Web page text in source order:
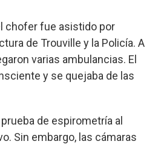
chofer fue asistido por
de Trouville y la Policía. A
varias ambulancias. El
y se quejaba de las
de espirometría al
Sin embargo, las cámaras